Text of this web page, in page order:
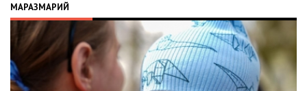
МАРАЗМАРИЙ